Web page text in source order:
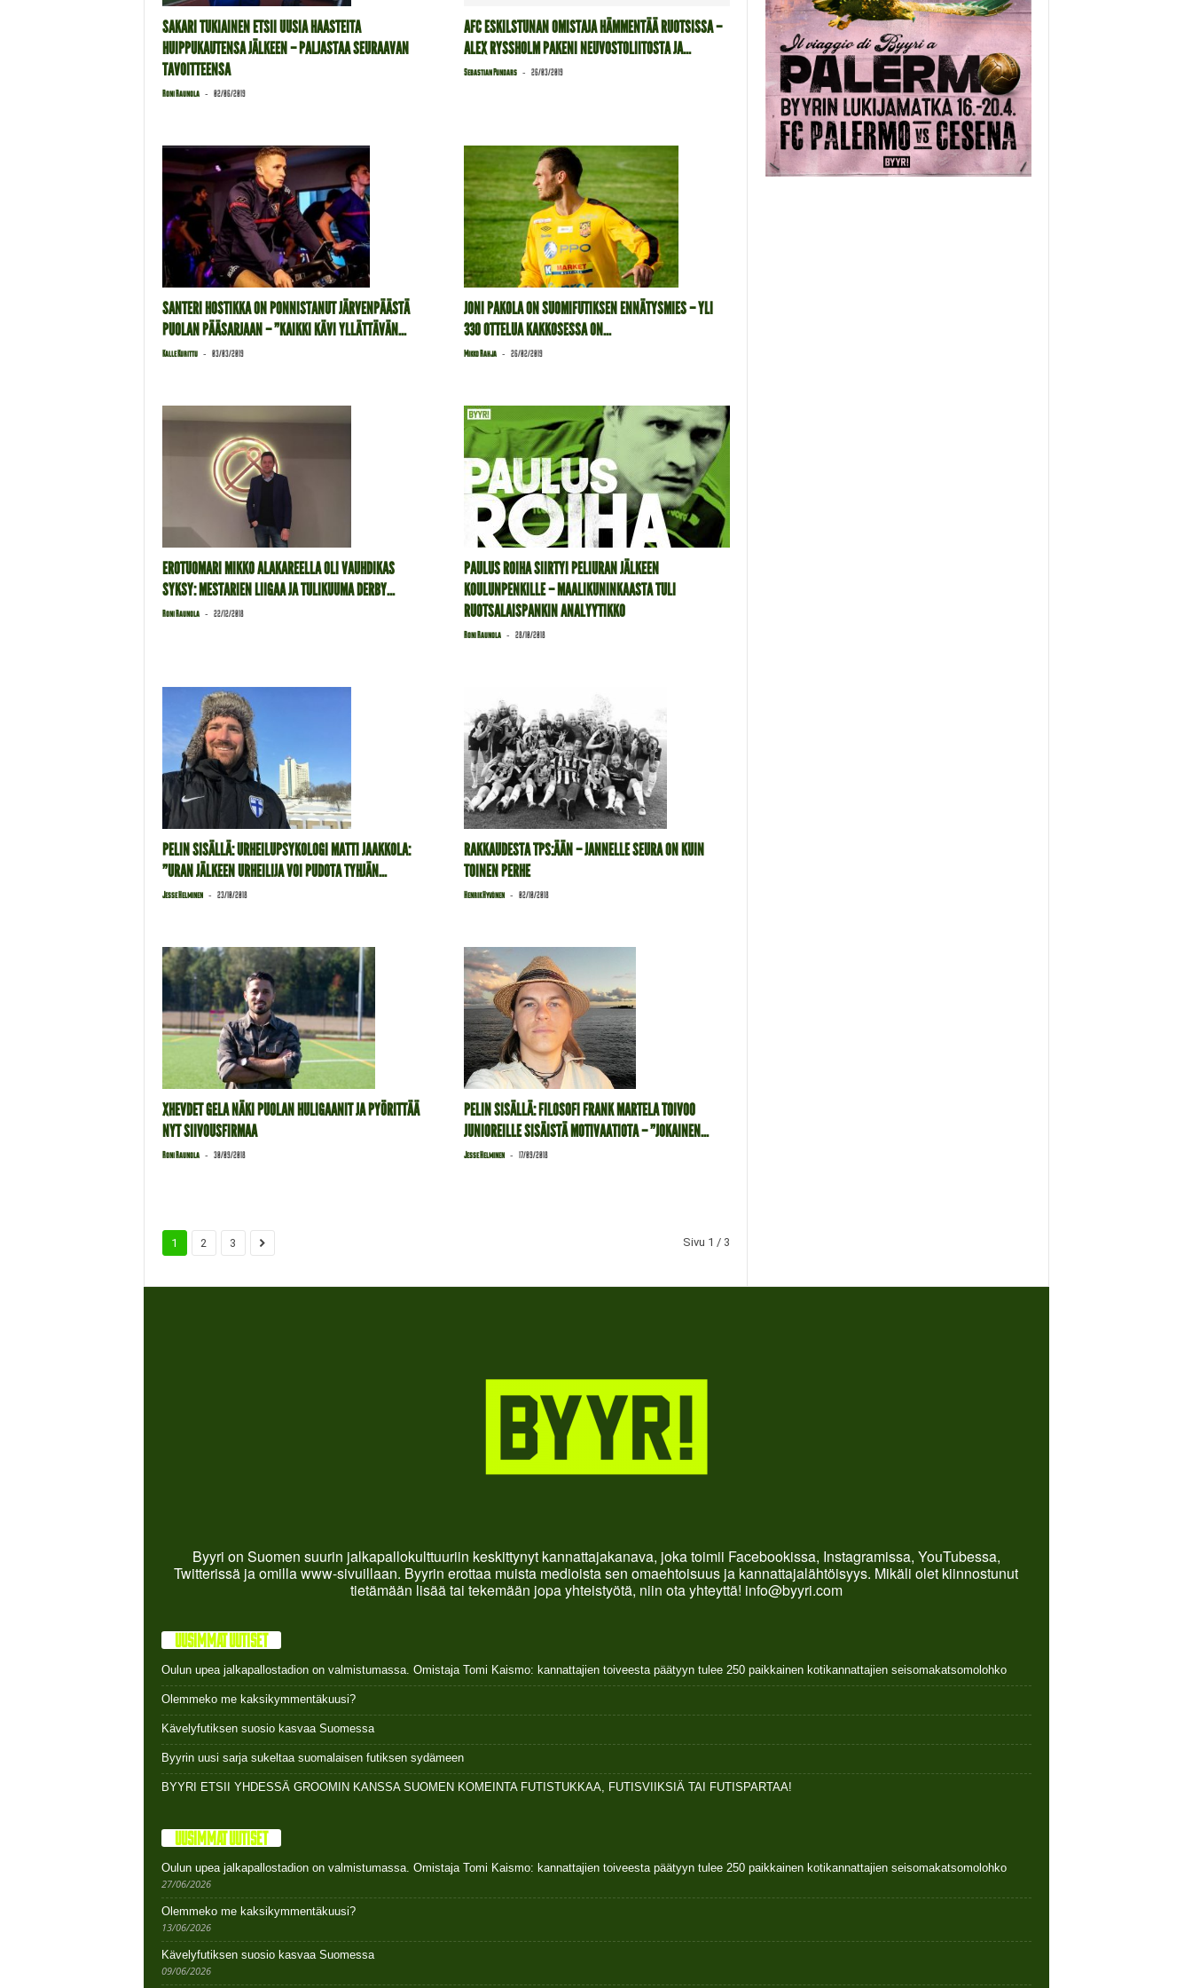
SAKARI TUKIAINEN ETSII UUSIA HAASTEITA
HUIPPUKAUTENSA JÄLKEEN – PALJASTAA SEURAAVAN
TAVOITTEENSA
Roni Raunola - 02/06/2019
AFC ESKILSTUNAN OMISTAJA HÄMMENTÄÄ RUOTSISSA –
ALEX RYSSHOLM PAKENI NEUVOSTOLIITOSTA JA...
Sebastian Pundars - 26/03/2019
SANTERI HOSTIKKA ON PONNISTANUT JÄRVENPÄÄSTÄ
PUOLAN PÄÄSARJAAN – ”KAIKKI KÄVI YLLÄTTÄVÄN...
Kalle Kurittu - 03/03/2019
JONI PAKOLA ON SUOMIFUTIKSEN ENNÄTYSMIES – YLI
330 OTTELUA KAKKOSESSA ON...
Mikko Rahja - 26/02/2019
EROTUOMARI MIKKO ALAKAREELLA OLI VAUHDIKAS
SYKSY: MESTARIEN LIIGAA JA TULIKUUMA DERBY...
Roni Raunola - 22/12/2018
PAULUS ROIHA SIIRTYI PELIURAN JÄLKEEN
KOULUNPENKILLE – MAALIKUNINKAASTA TULI
RUOTSALAISPANKIN ANALYYTIKKO
Roni Raunola - 28/10/2018
PELIN SISÄLLÄ: URHEILUPSYKOLOGI MATTI JAAKKOLA:
”URAN JÄLKEEN URHEILIJA VOI PUDOTA TYHJÄN...
Jesse Helminen - 23/10/2018
RAKKAUDESTA TPS:ÄÄN – JANNELLE SEURA ON KUIN
TOINEN PERHE
Henrik Hyvönen - 02/10/2018
XHEVDET GELA NÄKI PUOLAN HULIGAANIT JA PYÖRITTÄÄ
NYT SIIVOUSFIRMAA
Roni Raunola - 30/09/2018
PELIN SISÄLLÄ: FILOSOFI FRANK MARTELA TOIVOO
JUNIOREILLE SISÄISTÄ MOTIVAATIOTA – ”JOKAINEN...
Jesse Helminen - 17/09/2018
1 2 3 Sivu 1 / 3
Byyri on Suomen suurin jalkapallokulttuuriin keskittynyt kannattajakanava, joka toimii Facebookissa, Instagramissa, YouTubessa,
Twitterissä ja omilla www-sivuillaan. Byyrin erottaa muista medioista sen omaehtoisuus ja kannattajalähtöisyys. Mikäli olet kiinnostunut
tietämään lisää tai tekemään jopa yhteistyötä, niin ota yhteyttä! info@byyri.com
UUSIMMAT UUTISET
Oulun upea jalkapallostadion on valmistumassa. Omistaja Tomi Kaismo: kannattajien toiveesta päätyyn tulee 250 paikkainen kotikannattajien seisomakatsomolohko
Olemmeko me kaksikymmentäkuusi?
Kävelyfutiksen suosio kasvaa Suomessa
Byyrin uusi sarja sukeltaa suomalaisen futiksen sydämeen
BYYRI ETSII YHDESSÄ GROOMIN KANSSA SUOMEN KOMEINTA FUTISTUKKAA, FUTISVIIKSIÄ TAI FUTISPARTAA!
UUSIMMAT UUTISET
Oulun upea jalkapallostadion on valmistumassa. Omistaja Tomi Kaismo: kannattajien toiveesta päätyyn tulee 250 paikkainen kotikannattajien seisomakatsomolohko
27/06/2026
Olemmeko me kaksikymmentäkuusi?
13/06/2026
Kävelyfutiksen suosio kasvaa Suomessa
09/06/2026